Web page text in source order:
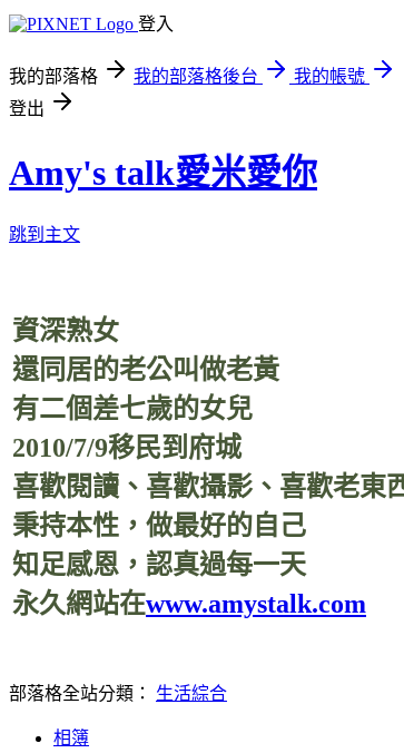
登入
我的部落格 我的部落格後台
我的帳號
登出
Amy's talk愛米愛你
跳到主文
資深熟女
還同居的老公叫做老黃
有二個差七歲的女兒
2010/7/9移民到府城
喜歡閱讀、喜歡攝影、喜歡老東
秉持本性，做最好的自己
知足感恩，認真過每一天
永久網站在www.amystalk.com
部落格全站分類： 生活綜合
相簿